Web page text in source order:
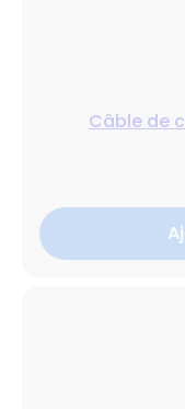
Câble de